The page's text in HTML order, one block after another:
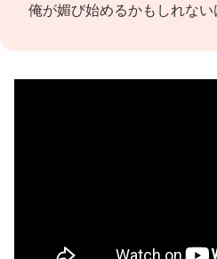
俺が媚び始めるかもしれない